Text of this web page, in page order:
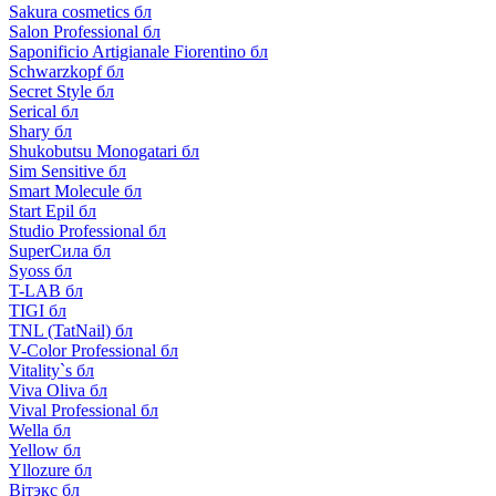
Sakura cosmetics бл
Salon Professional бл
Saponificio Artigianale Fiorentino бл
Schwarzkopf бл
Secret Style бл
Serical бл
Shary бл
Shukobutsu Monogatari бл
Sim Sensitive бл
Smart Molecule бл
Start Epil бл
Studio Professional бл
SuperСила бл
Syoss бл
T-LAB бл
TIGI бл
TNL (TatNail) бл
V-Color Professional бл
Vitality`s бл
Viva Oliva бл
Vival Professional бл
Wella бл
Yellow бл
Yllozure бл
Вiтэкс бл